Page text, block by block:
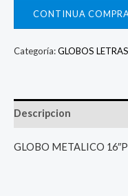
CONTINUA COMPRA
Categoría:GLOBOS LETRAS
Descripcion
GLOBO METALICO